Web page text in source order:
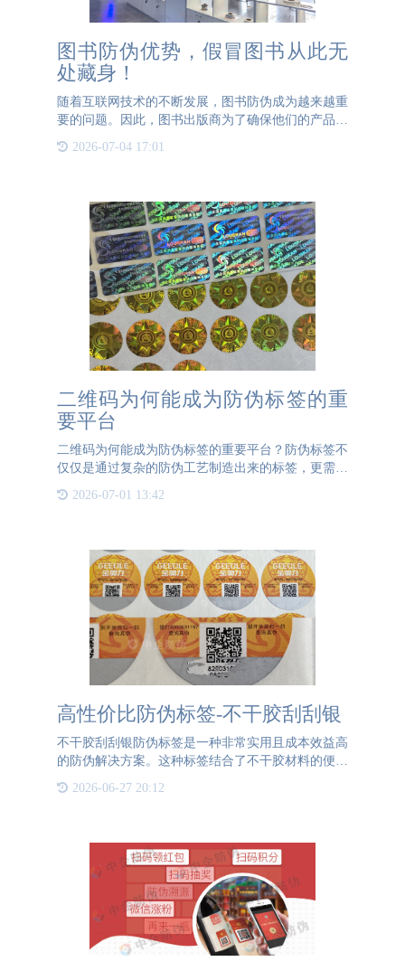
图书防伪优势，假冒图书从此无
处藏身！
随着互联网技术的不断发展，图书防伪成为越来越重
要的问题。因此，图书出版商为了确保他们的产品不
这些技术可以保护出版商的知识产权，同时也可以给
2026-07-04 17:01
二维码为何能成为防伪标签的重
要平台
二维码为何能成为防伪标签的重要平台？防伪标签不
仅仅是通过复杂的防伪工艺制造出来的标签，更需要
二维码的加持，为标签增添一层深度防伪功能。因
此，在已经具备防伪工艺的标签基础上，增加二维码
2026-07-01 13:42
高性价比防伪标签-不干胶刮刮银
不干胶刮刮银防伪标签是一种非常实用且成本效益高
的防伪解决方案。这种标签结合了不干胶材料的便捷
品牌和打击假冒商品的首选。不干胶标签由于其自粘
2026-06-27 20:12